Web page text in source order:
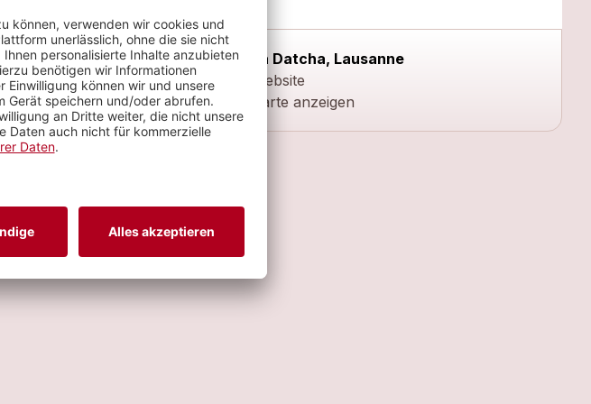
La Datcha, Lausanne
Website
Karte anzeigen